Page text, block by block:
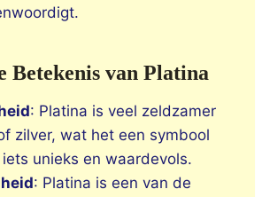
Betekenis van Platina
: Platina is veel zeldzamer
zilver, wat het een symbool
unieks en waardevols.
: Platina is een van de